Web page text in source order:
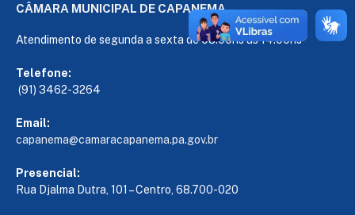
CÂMARA MUNICIPAL DE CAPANEMA
Atendimento de segunda a sexta de 08:00hs às 14:00hs
Telefone:
(91) 3462-3264
Email:
capanema@camaracapanema.pa.gov.br
Presencial:
Rua Djalma Dutra, 101 – Centro, 68.700-020